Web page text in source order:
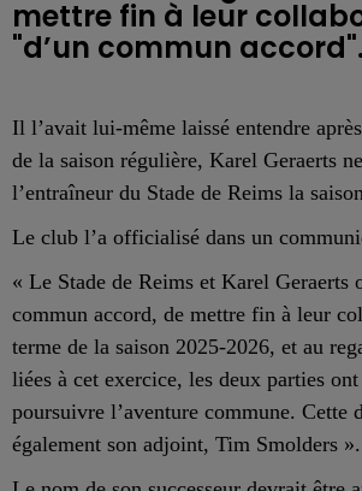
mettre fin à leur
"d’un commun accord".
Il l’avait lui-même laissé entendre
de la saison régulière, Karel Geraerts
l’entraîneur du Stade de Reims la
Le club l’a officialisé dans un
« Le Stade de Reims et Karel Geraerts
commun accord, de mettre fin à leur
terme de la saison 2025-2026, et au
liées à cet exercice, les deux parties
poursuivre l’aventure commune. Cette
également son adjoint, Tim Smolders ».